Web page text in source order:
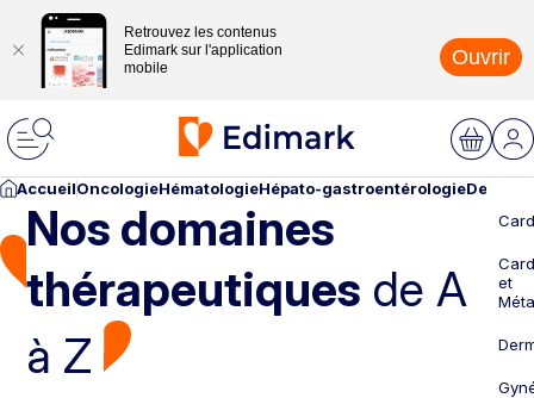
Retrouvez les contenus
Edimark sur l'application
mobile
Ouvrir
AccueilOncologieHématologieHépato-gastroentérologie
Nos domaines
thérapeutiques de A
à Z
et